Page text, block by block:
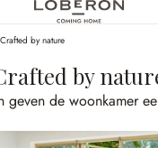
Crafted by nature
by
geven de woonkamer